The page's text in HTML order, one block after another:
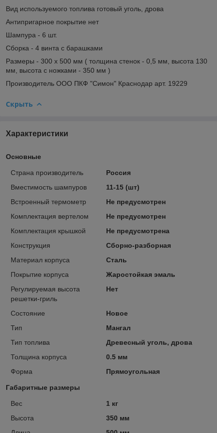
Вид используемого топлива готовый уголь, дрова
Антипригарное покрытие нет
Шампура - 6 шт.
Сборка - 4 винта с барашками
Размеры - 300 х 500 мм ( толщина стенок - 0,5 мм, высота 130
мм, высота с ножками - 350 мм )
Производитель ООО ПКФ "Симон" Краснодар арт. 19229
Скрыть
Характеристики
Основные
Страна производитель
Россия
Вместимость шампуров
11-15 (шт)
Встроенный термометр
Не предусмотрен
Комплектация вертелом
Не предусмотрен
Комплектация крышкой
Не предусмотрена
Конструкция
Сборно-разборная
Материал корпуса
Сталь
Покрытие корпуса
Жаростойкая эмаль
Регулируемая высота
решетки-гриль
Нет
Состояние
Новое
Тип
Мангал
Тип топлива
Древесный уголь, дрова
Толщина корпуса
0.5 мм
Форма
Прямоугольная
Габаритные размеры
Вес
1 кг
Высота
350 мм